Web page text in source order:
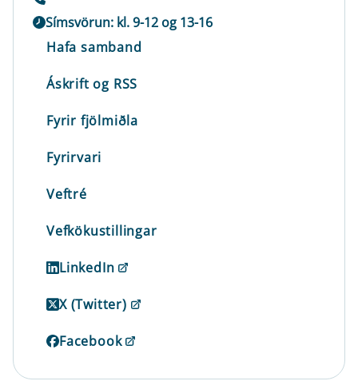
Símsvörun: kl. 9-12 og 13-16
Hafa samband
Áskrift og RSS
Fyrir fjölmiðla
Fyrirvari
Veftré
Vefkökustillingar
LinkedIn
X (Twitter)
Facebook